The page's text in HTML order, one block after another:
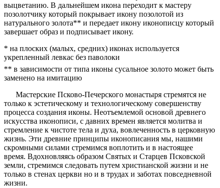
выцветанию. В дальнейшем икона переходит к мастеру
позолотчику который покрывает икону позолотой из
натурального золота** и передает икону иконописцу который
завершает образ и подписывает икону.
* на плоских (малых, средних) иконах используется
укрепленный левкас без паволоки
** в зависимости от типа иконы сусальное золото может быть
заменено на имитацию
Мастерские Псково-Печерского монастыря стремятся не
только к эстетическому и технологическому совершенству
процесса создания иконы. Неотъемлемой основой древнего
искусства иконописи, с давних времен является молитва и
стремление к чистоте тела и духа, вовлеченность в церковную
жизнь. Эти древние принципы иконописания мы, нашими
скромными силами стремимся воплотить и в настоящее
время. Вдохновляясь образом Святых и Старцев Псковской
земли, стремимся следовать путем христианской жизни и не
только в стенах церкви но и в трудах и заботах повседневной
жизни.